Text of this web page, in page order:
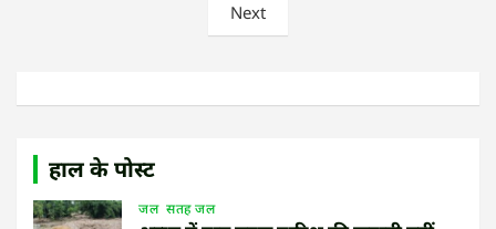
Next
हाल के पोस्ट
जल सतह जल